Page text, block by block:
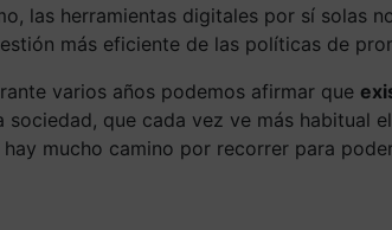
las herramientas digitales por sí solas
más eficiente de las políticas de
varios años podemos afirmar que
que cada vez ve más
mucho camino por recorrer para